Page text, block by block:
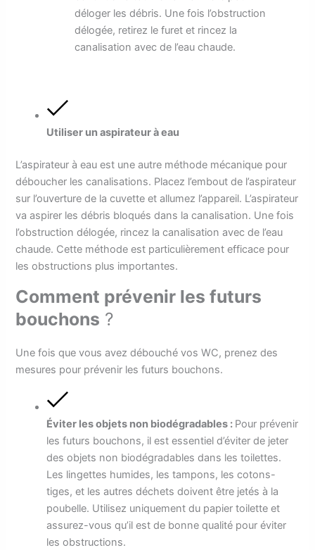
déloger les débris. Une fois l’obstruction
délogée, retirez le furet et rincez la
canalisation avec de l’eau chaude.
Utiliser un aspirateur à eau
L’aspirateur à eau est une autre méthode mécanique pour
déboucher les canalisations. Placez l’embout de l’aspirateur
sur l’ouverture de la cuvette et allumez l’appareil. L’aspirateur
va aspirer les débris bloqués dans la canalisation. Une fois
l’obstruction délogée, rincez la canalisation avec de l’eau
chaude. Cette méthode est particulièrement efficace pour
les obstructions plus importantes.
Comment prévenir les futurs
bouchons ?
Une fois que vous avez débouché vos WC, prenez des
mesures pour prévenir les futurs bouchons.
Éviter les objets non biodégradables : Pour prévenir
les futurs bouchons, il est essentiel d’éviter de jeter
des objets non biodégradables dans les toilettes.
Les lingettes humides, les tampons, les cotons-
tiges, et les autres déchets doivent être jetés à la
poubelle. Utilisez uniquement du papier toilette et
assurez-vous qu’il est de bonne qualité pour éviter
les obstructions.